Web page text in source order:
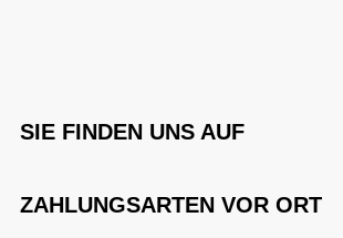
SIE FINDEN UNS AUF
ZAHLUNGSARTEN VOR ORT